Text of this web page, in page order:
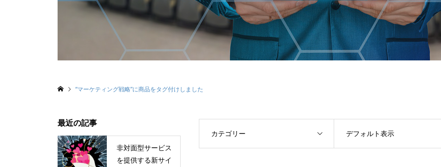
“マーケティング戦略”に商品をタグ付けしました
カテゴリー デフォルト表示
最近の記事
非対面型サービス
を提供する新サイ